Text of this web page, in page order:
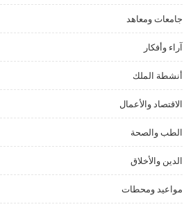
جامعات ومعاهد
آراء وأفكار
أنشطة الملك
الاقتصاد والأعمال
الطب والصحة
الدين والأخلاق
مواعيد ومحطات